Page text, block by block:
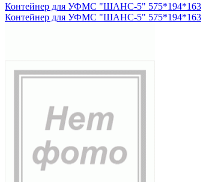
Контейнер для УФМС "ШАНС-5" 575*194*163
Контейнер для УФМС "ШАНС-5" 575*194*163